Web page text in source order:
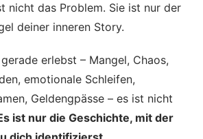
nicht das Problem. Sie ist nur der
deiner inneren Story.
erlebst – Mangel, Chaos,
emotionale Schleifen,
Geldengpässe – es ist nicht
ist nur die Geschichte, mit der